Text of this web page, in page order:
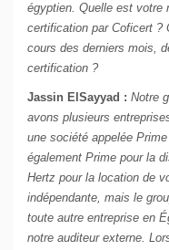
égyptien. Quelle est votre
certification par Coficert ?
cours des derniers mois,
certification ?
Jassin ElSayyad : Notre
avons plusieurs
une société appelée
également Prime pour la
Hertz pour la location de
indépendante, mais le
toute autre entreprise en
notre auditeur externe.